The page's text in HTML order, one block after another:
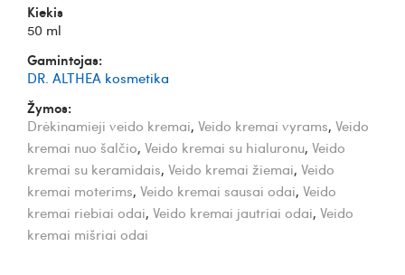
Kiekis
50 ml
Gamintojas:
DR. ALTHEA kosmetika
Žymos:
Drėkinamieji veido kremai, Veido kremai vyrams, Veido
kremai nuo šalčio, Veido kremai su hialuronu, Veido
kremai su keramidais, Veido kremai žiemai, Veido
kremai moterims, Veido kremai sausai odai, Veido
kremai riebiai odai, Veido kremai jautriai odai, Veido
kremai mišriai odai